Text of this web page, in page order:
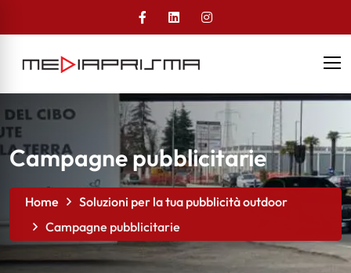
Campagne pubblicitarie
Home
Soluzioni per la tua pubblicità outdoor
Campagne pubblicitarie